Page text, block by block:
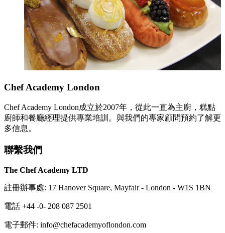
Chef Academy London
Chef Academy London成立於2007年，從此一直為主廚，糕點
廚師和餐廳經理提供專業培訓。與我們的專家顧問預約了解更
多信息。
聯繫我們
The Chef Academy LTD
註冊辦事處: 17 Hanover Square, Mayfair - London - W1S 1BN
電話 +44 -0- 208 087 2501
電子郵件: info@chefacademyoflondon.com